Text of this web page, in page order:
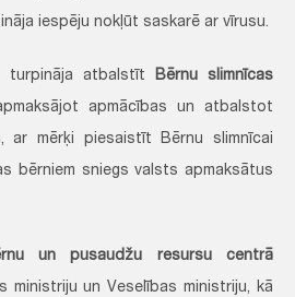
iespēju nokļūt saskarē ar vīrusu.
turpināja atbalstīt Bērnu slimnīcas
apmācības un atbalstot
ar mērķi piesaistīt Bērnu slimnīcai
bērniem sniegs valsts apmaksātus
un pusaudžu resursu centrā
ministriju un Veselības ministriju, kā